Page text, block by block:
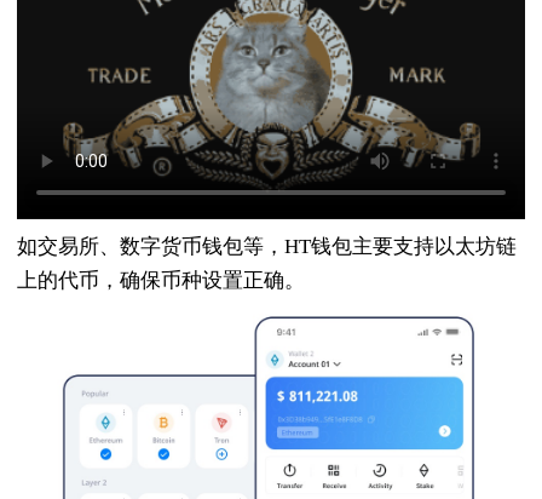
如交易所、数字货币钱包等，HT钱包主要支持以太坊链
上的代币，确保币种设置正确。